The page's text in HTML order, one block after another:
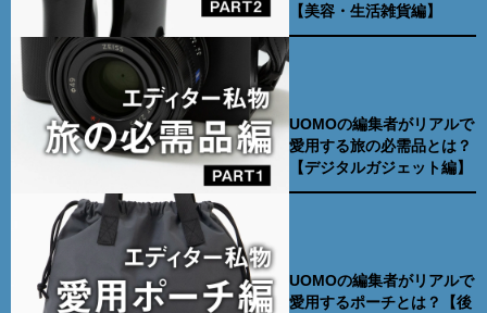
【美容・生活雑貨編】
UOMOの編集者がリアルで
愛用する旅の必需品とは？
【デジタルガジェット編】
UOMOの編集者がリアルで
愛用するポーチとは？【後